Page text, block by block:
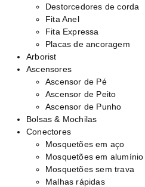
Destorcedores de corda
Fita Anel
Fita Expressa
Placas de ancoragem
Arborist
Ascensores
Ascensor de Pé
Ascensor de Peito
Ascensor de Punho
Bolsas & Mochilas
Conectores
Mosquetões em aço
Mosquetões em alumínio
Mosquetões sem trava
Malhas rápidas